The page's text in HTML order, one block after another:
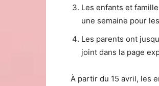
Les enfants et
une semaine pour
Les parents ont
joint dans la page
À partir du 15 avril, les